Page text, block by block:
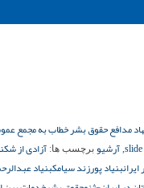
slide
, آرشیو برچسب ها: آزادی از
بنیاد پورزند سیامکبنیاد